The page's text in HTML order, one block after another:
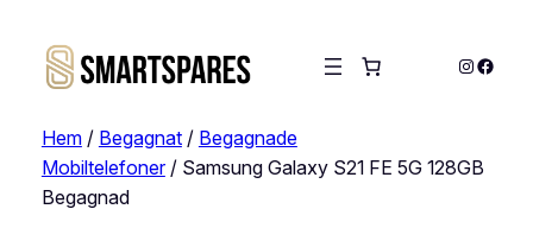
Hem/ Begagnat/ Begagnade
Mobiltelefoner/ Samsung Galaxy S21 FE 5G 128GB
Begagnad